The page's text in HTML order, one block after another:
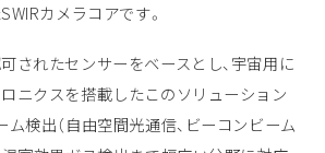
カメラコアです。
されたセンサーをベースとし、宇宙用に
ニクスを搭載したこのソリューション
ム検出（自由空間光通信、ビーコンビーム